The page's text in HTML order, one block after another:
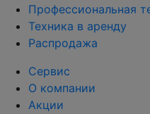
Профессиональная
Техника в аренду
Распродажа
Сервис
О компании
Акции